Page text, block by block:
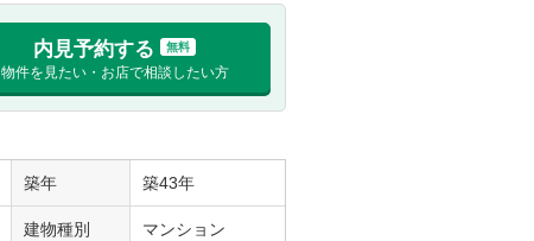
内見予約する 無料
物件を見たい・お店で相談したい方
築年 築43年
建物種別 マンション